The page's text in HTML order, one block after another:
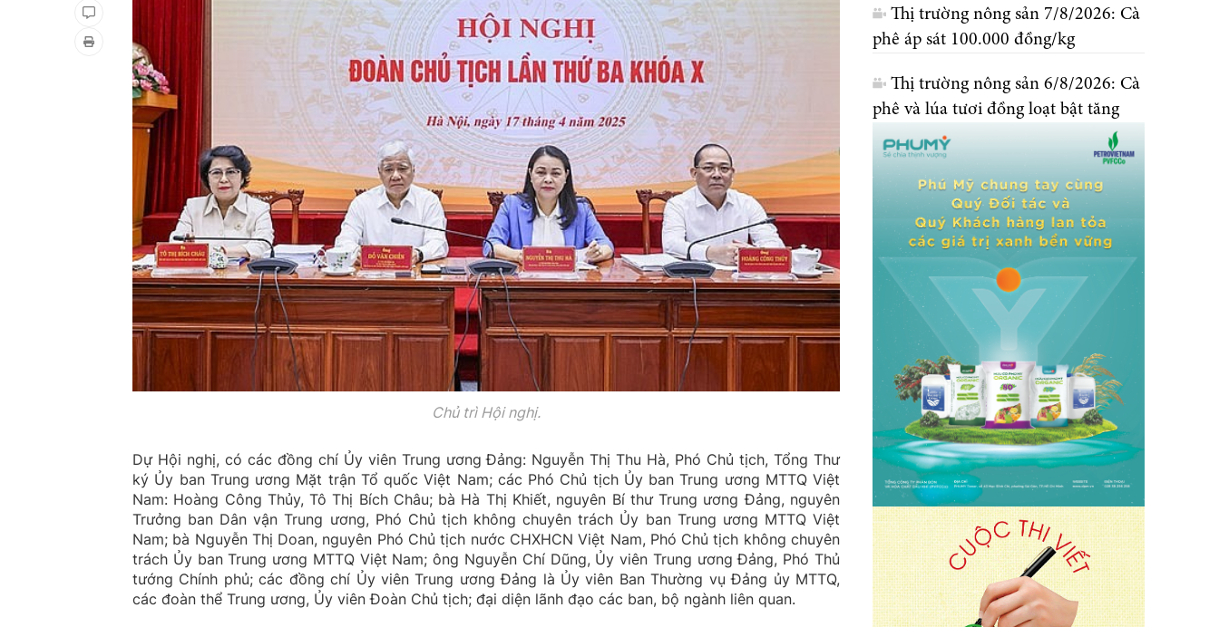
Chủ trì Hội nghị.
Dự Hội nghị, có các đồng chí Ủy viên Trung ương Đảng: Nguyễn Thị Thu Hà, Phó Chủ tịch, Tổng Thư
ký Ủy ban Trung ương Mặt trận Tổ quốc Việt Nam; các Phó Chủ tịch Ủy ban Trung ương MTTQ Việt
Nam: Hoàng Công Thủy, Tô Thị Bích Châu; bà Hà Thị Khiết, nguyên Bí thư Trung ương Đảng, nguyên
Trưởng ban Dân vận Trung ương, Phó Chủ tịch không chuyên trách Ủy ban Trung ương MTTQ Việt
Nam; bà Nguyễn Thị Doan, nguyên Phó Chủ tịch nước CHXHCN Việt Nam, Phó Chủ tịch không chuyên
trách Ủy ban Trung ương MTTQ Việt Nam; ông Nguyễn Chí Dũng, Ủy viên Trung ương Đảng, Phó Thủ
tướng Chính phủ; các đồng chí Ủy viên Trung ương Đảng là Ủy viên Ban Thường vụ Đảng ủy MTTQ,
các đoàn thể Trung ương, Ủy viên Đoàn Chủ tịch; đại diện lãnh đạo các ban, bộ ngành liên quan.
Thị trường nông sản 7/8/2026: Cà
phê áp sát 100.000 đồng/kg
Thị trường nông sản 6/8/2026: Cà
phê và lúa tươi đồng loạt bật tăng